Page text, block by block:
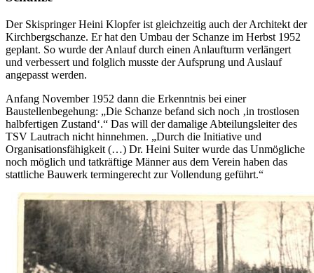
Der Skispringer Heini Klopfer ist gleichzeitig auch der Architekt der
Kirchbergschanze. Er hat den Umbau der Schanze im Herbst 1952
geplant. So wurde der Anlauf durch einen Anlaufturm verlängert
und verbessert und folglich musste der Aufsprung und Auslauf
angepasst werden.
Anfang November 1952 dann die Erkenntnis bei einer
Baustellenbegehung: „Die Schanze befand sich noch ‚in trostlosen
halbfertigen Zustand‘.“ Das will der damalige Abteilungsleiter des
TSV Lautrach nicht hinnehmen. „Durch die Initiative und
Organisationsfähigkeit (…) Dr. Heini Suiter wurde das Unmögliche
noch möglich und tatkräftige Männer aus dem Verein haben das
stattliche Bauwerk termingerecht zur Vollendung geführt.“